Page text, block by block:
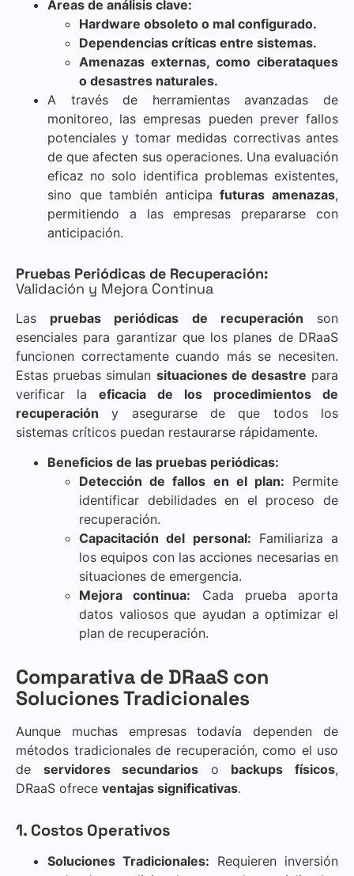
Áreas de análisis clave:
Hardware obsoleto o mal configurado.
Dependencias críticas entre sistemas.
Amenazas externas, como ciberataques
o desastres naturales.
A través de herramientas avanzadas de
monitoreo, las empresas pueden prever fallos
potenciales y tomar medidas correctivas antes
de que afecten sus operaciones. Una evaluación
eficaz no solo identifica problemas existentes,
sino que también anticipafuturas amenazas,
permitiendo a las empresas prepararse con
anticipación.
Pruebas Periódicas de Recuperación:
Validación y Mejora Continua
Las pruebas periódicas de recuperación son
esenciales para garantizar que los planes de DRaaS
funcionen correctamente cuando más se necesiten.
Estas pruebas simulan situaciones de desastre para
verificar la eficacia de los procedimientos de
recuperación y asegurarse de que todos los
sistemas críticos puedan restaurarse rápidamente.
Beneficios de las pruebas periódicas:
Detección de fallos en el plan: Permite
identificar debilidades en el proceso de
recuperación.
Capacitación del personal: Familiariza a
los equipos con las acciones necesarias en
situaciones de emergencia.
Mejora continua: Cada prueba aporta
datos valiosos que ayudan a optimizar el
plan de recuperación.
Comparativa de DRaaS con
Soluciones Tradicionales
Aunque muchas empresas todavía dependen de
métodos tradicionales de recuperación, como el uso
de servidores secundarios o backups físicos,
DRaaS ofrece ventajas significativas.
1. Costos Operativos
Soluciones Tradicionales: Requieren inversión